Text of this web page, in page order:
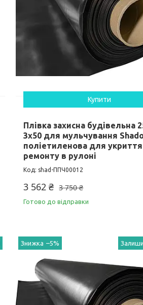
Купити
Плівка захисна будівельна
3х50 для мульчування
поліетиленова для укриття
ремонту в рулоні
shad-ППЧ00012
3 750 ₴
3 562 ₴
Готово до відправки
–5%